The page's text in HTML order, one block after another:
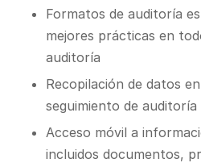
Formatos de auditoría
mejores prácticas en
auditoría
Recopilación de datos
seguimiento de auditoría
Acceso móvil a
incluidos documentos,